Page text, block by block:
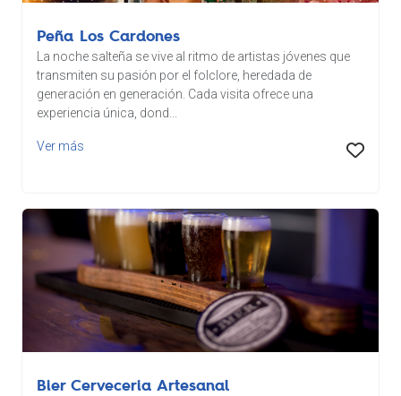
Peña Los Cardones
La noche salteña se vive al ritmo de artistas jóvenes que
transmiten su pasión por el folclore, heredada de
generación en generación. Cada visita ofrece una
experiencia única, dond...
Ver más
Bier Cerveceria Artesanal